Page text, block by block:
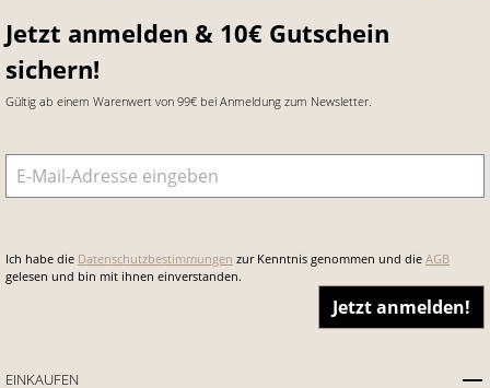
Jetzt anmelden & 10€ Gutschein
sichern!
Gültig ab einem Warenwert von 99€ bei Anmeldung zum Newsletter.
E-Mail-Adresse
Ich habe die Datenschutzbestimmungen zur Kenntnis genommen und die AGB
gelesen und bin mit ihnen einverstanden.
Jetzt anmelden!
EINKAUFEN